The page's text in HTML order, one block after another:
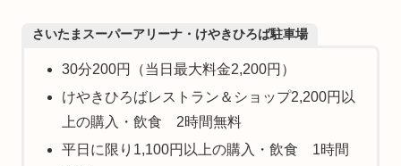
さいたまスーパーアリーナ・けやきひろば駐車場
30分200円（当日最大料金2,200円）
けやきひろばレストラン＆ショップ2,200円以
上の購入・飲食 2時間無料
平日に限り1,100円以上の購入・飲食 1時間